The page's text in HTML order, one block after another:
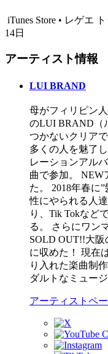
iTunes Store • レゲエ
14日
アーティスト情報
LUI BRAND
母がフィリピン
のLUI BRAND（
つかないクリア
多くの人を魅了
レーションアル
曲で参加。 NEW
た。 2018年春に
性にやられる人
り、Tik Tokなど
る。 さらにワン
SOLD OUT!!大
に収めた！ 現在
り入れた楽曲制
ダルトなミュー
アーティストペ